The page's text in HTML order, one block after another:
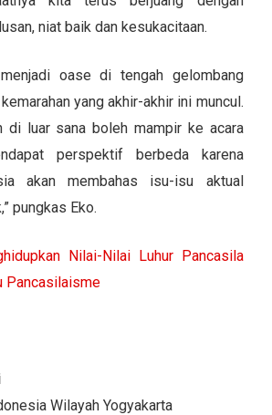
niat baik dan kesukacitaan.
oase di tengah gelombang
yang akhir-akhir ini muncul.
di luar sana boleh mampir ke acara
perspektif berbeda karena
akan membahas isu-isu aktual
pungkas Eko.
Nilai-Nilai Luhur Pancasila
Pancasilaisme
Wilayah Yogyakarta